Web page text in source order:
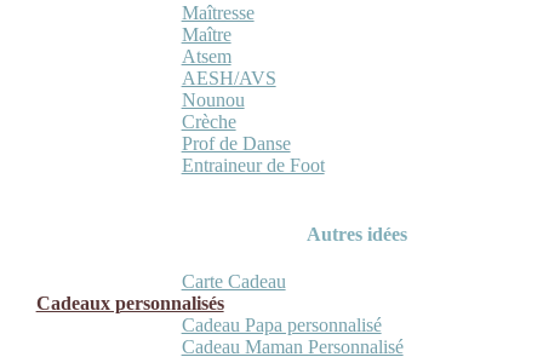
Maîtresse
Maître
Atsem
AESH/AVS
Nounou
Crèche
Prof de Danse
Entraineur de Foot
Autres idées
Carte Cadeau
Cadeaux personnalisés
Cadeau Papa personnalisé
Cadeau Maman Personnalisé